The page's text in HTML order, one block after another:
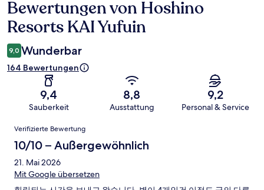
Bewertungen
Bewertungen von Hoshino
Resorts KAI Yufuin
9,0 Wunderbar
164 Bewertungen
9,4
Sauberkeit
8,8
Ausstattung
9,2
Personal & Service
Bewertungen
Verifizierte Bewertung
10/10 – Außergewöhnlich
21. Mai 2026
Mit Google übersetzen